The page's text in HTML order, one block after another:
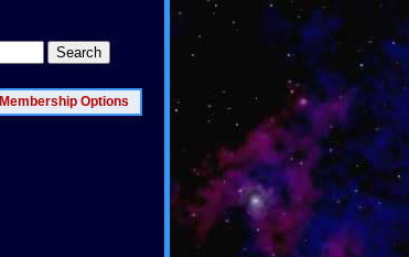
Membership Options